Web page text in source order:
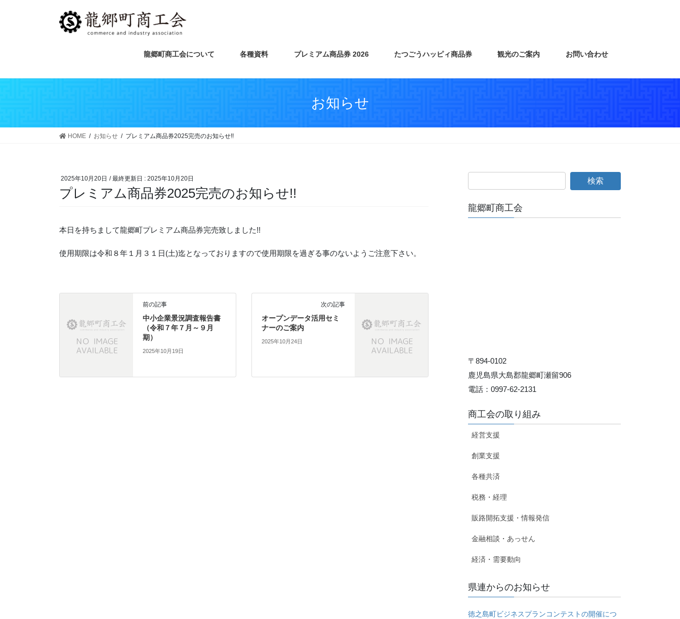
龍郷町商工会について 各種資料 プレミアム商品券 2026 たつごうハッピィ商品券 観光のご案内 お問い合わせ
お知らせ
HOME お知らせ プレミアム商品券2025完売のお知らせ!!
2025年10月20日 / 最終更新日 : 2025年10月20日
プレミアム商品券2025完売のお知らせ!!
本日を持ちまして龍郷町プレミアム商品券完売致しました!!
使用期限は令和８年１月３１日(土)迄となっておりますので使用期限を過ぎる事のないようご注意下さい。
前の記事
中小企業景況調査報告書
（令和７年７月～９月
期）
2025年10月19日
次の記事
オープンデータ活用セミ
ナーのご案内
2025年10月24日
龍郷町商工会
〒894-0102
鹿児島県大島郡龍郷町瀬留906
電話：0997-62-2131
商工会の取り組み
経営支援
創業支援
各種共済
税務・経理
販路開拓支援・情報発信
金融相談・あっせん
経済・需要動向
県連からのお知らせ
徳之島町ビジネスプランコンテストの開催につ